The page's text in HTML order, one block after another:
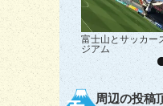
富士山とサッカー
ジアム
周辺の投稿